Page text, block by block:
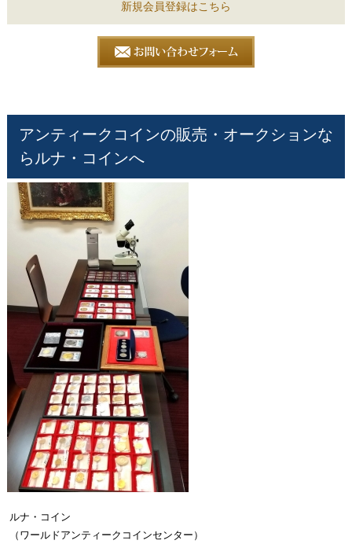
新規会員登録はこちら
アンティークコインの販売・オークションな
らルナ・コインへ
ルナ・コイン
（ワールドアンティークコインセンター）